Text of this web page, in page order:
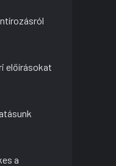
előírásokat
a